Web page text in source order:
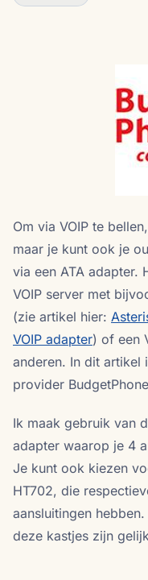
Om via VOIP te
maar je kunt ook je
via een ATA adapter.
VOIP server met
(zie artikel hier:
VOIP adapter) of een
anderen. In dit artikel
provider
Ik maak gebruik van
adapter waarop je 4
Je kunt ook kiezen
HT702, die
aansluitingen
deze kastjes zijn